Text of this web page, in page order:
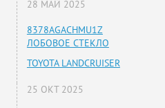
28 МАЙ 2025
8378AGACHMU1Z
ЛОБОВОЕ СТЕКЛО
TOYOTA LANDCRUISER
25 ОКТ 2025